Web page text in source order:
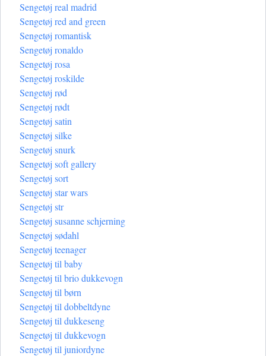
Sengetøj real madrid
Sengetøj red and green
Sengetøj romantisk
Sengetøj ronaldo
Sengetøj rosa
Sengetøj roskilde
Sengetøj rød
Sengetøj rødt
Sengetøj satin
Sengetøj silke
Sengetøj snurk
Sengetøj soft gallery
Sengetøj sort
Sengetøj star wars
Sengetøj str
Sengetøj susanne schjerning
Sengetøj sødahl
Sengetøj teenager
Sengetøj til baby
Sengetøj til brio dukkevogn
Sengetøj til børn
Sengetøj til dobbeltdyne
Sengetøj til dukkeseng
Sengetøj til dukkevogn
Sengetøj til juniordyne